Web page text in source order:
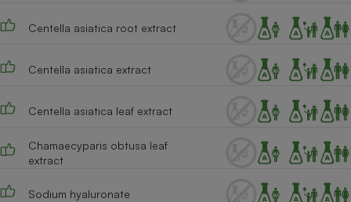
Centella asiatica root extract
Centella asiatica extract
Centella asiatica leaf extract
Chamaecyparis obtusa leaf
extract
Sodium hyaluronate